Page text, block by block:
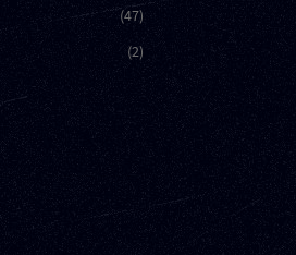
(47)
(2)